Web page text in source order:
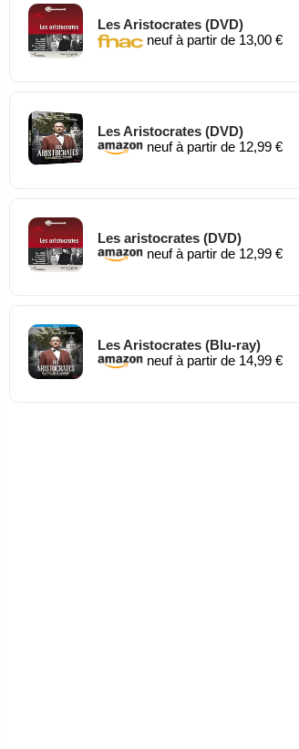
Les Aristocrates (DVD)
neuf à partir de 13,00 €
Les Aristocrates (DVD)
neuf à partir de 12,99 €
Les aristocrates (DVD)
neuf à partir de 12,99 €
Les Aristocrates (Blu-ray)
neuf à partir de 14,99 €